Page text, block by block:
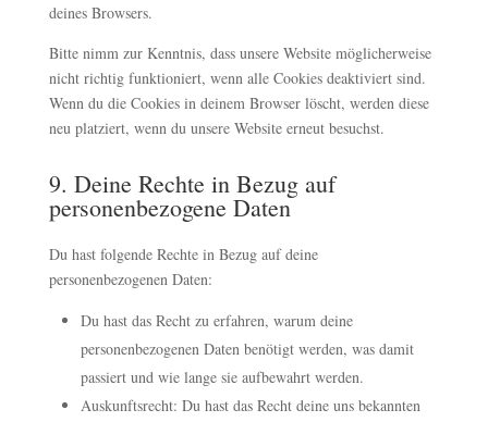
deines Browsers.
Bitte nimm zur Kenntnis, dass unsere Website möglicherweise
nicht richtig funktioniert, wenn alle Cookies deaktiviert sind.
Wenn du die Cookies in deinem Browser löscht, werden diese
neu platziert, wenn du unsere Website erneut besuchst.
9. Deine Rechte in Bezug auf
personenbezogene Daten
Du hast folgende Rechte in Bezug auf deine
personenbezogenen Daten:
Du hast das Recht zu erfahren, warum deine
personenbezogenen Daten benötigt werden, was damit
passiert und wie lange sie aufbewahrt werden.
Auskunftsrecht: Du hast das Recht deine uns bekannten